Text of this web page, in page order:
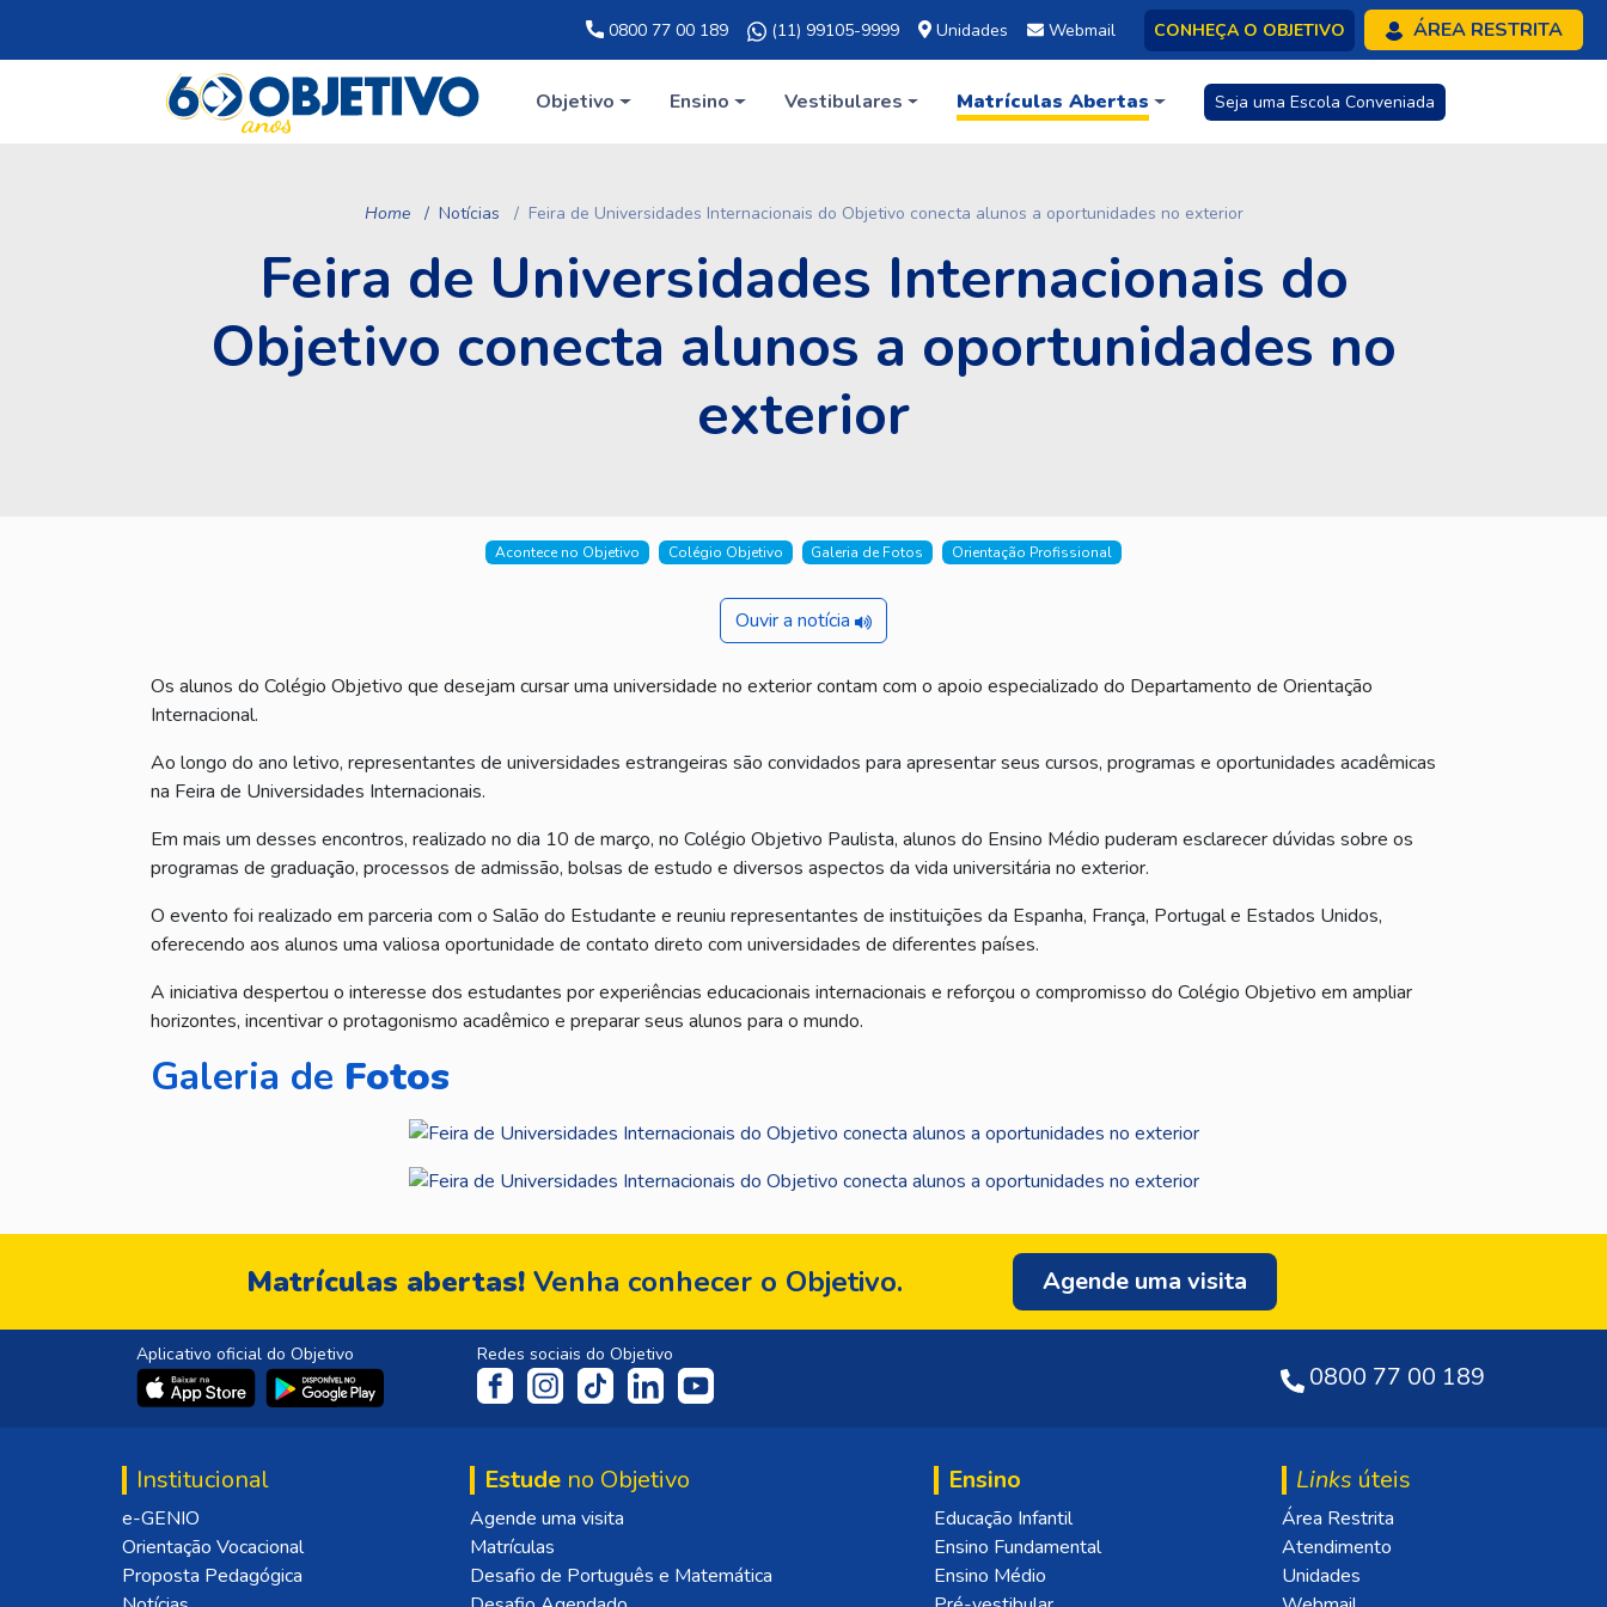
0800 77 00 189 (11) 99105-9999 Unidades Webmail CONHEÇA O OBJETIVO ÁREA RESTRITA
Objetivo Ensino Vestibulares Matrículas Abertas Seja uma Escola Conveniada
Home Notícias Feira de Universidades Internacionais do Objetivo conecta alunos a oportunidades no exterior
Feira de Universidades Internacionais do
Objetivo conecta alunos a oportunidades no
exterior
Acontece no Objetivo Colégio Objetivo Galeria de Fotos Orientação Profissional
Ouvir a notícia
Os alunos do Colégio Objetivo que desejam cursar uma universidade no exterior contam com o apoio especializado do Departamento de Orientação
Internacional.
Ao longo do ano letivo, representantes de universidades estrangeiras são convidados para apresentar seus cursos, programas e oportunidades acadêmicas
na Feira de Universidades Internacionais.
Em mais um desses encontros, realizado no dia 10 de março, no Colégio Objetivo Paulista, alunos do Ensino Médio puderam esclarecer dúvidas sobre os
programas de graduação, processos de admissão, bolsas de estudo e diversos aspectos da vida universitária no exterior.
O evento foi realizado em parceria com o Salão do Estudante e reuniu representantes de instituições da Espanha, França, Portugal e Estados Unidos,
oferecendo aos alunos uma valiosa oportunidade de contato direto com universidades de diferentes países.
A iniciativa despertou o interesse dos estudantes por experiências educacionais internacionais e reforçou o compromisso do Colégio Objetivo em ampliar
horizontes, incentivar o protagonismo acadêmico e preparar seus alunos para o mundo.
Galeria de Fotos
Matrículas abertas! Venha conhecer o Objetivo. Agende uma visita
Aplicativo oficial do Objetivo Redes sociais do Objetivo
0800 77 00 189
Institucional
e-GENIO
Orientação Vocacional
Proposta Pedagógica
Estude no Objetivo
Agende uma visita
Matrículas
Desafio de Português e Matemática
Ensino
Educação Infantil
Ensino Fundamental
Ensino Médio
Links úteis
Área Restrita
Atendimento
Unidades